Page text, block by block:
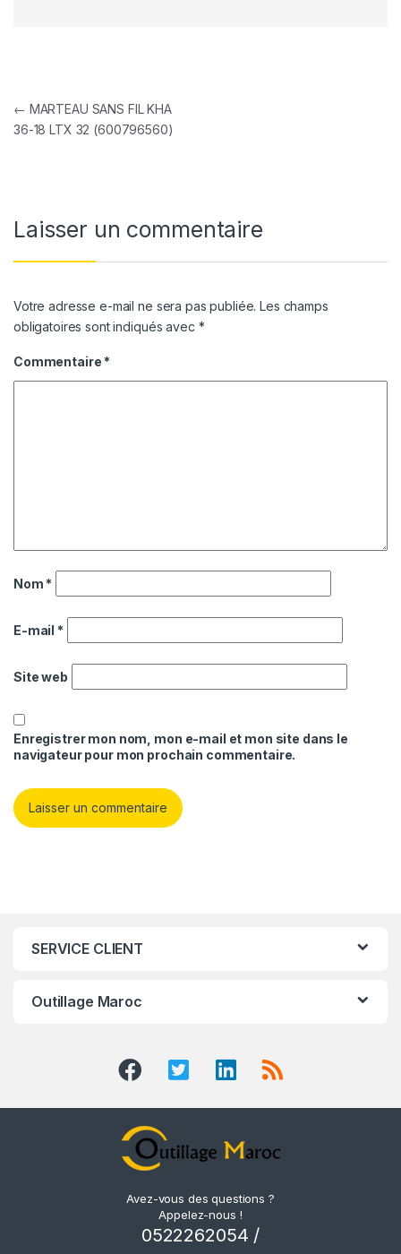
Navigation de l’article
← MARTEAU SANS FIL KHA
36-18 LTX 32 (600796560)
Laisser un commentaire
Votre adresse e-mail ne sera pas publiée. Les champs
obligatoires sont indiqués avec *
Commentaire *
Nom *
E-mail *
Site web
Enregistrer mon nom, mon e-mail et mon site dans le
navigateur pour mon prochain commentaire.
SERVICE CLIENT
Outillage Maroc
Avez-vous des questions ?
Appelez-nous !
0522262054 /